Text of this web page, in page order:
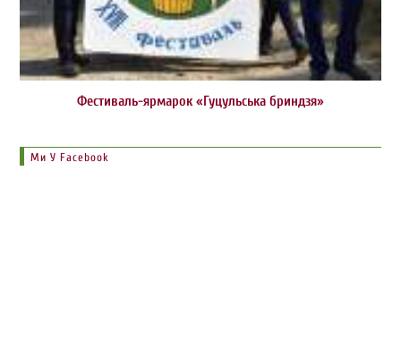
Фестиваль-ярмарок «Гуцульська бриндзя»
Ми У Facebook